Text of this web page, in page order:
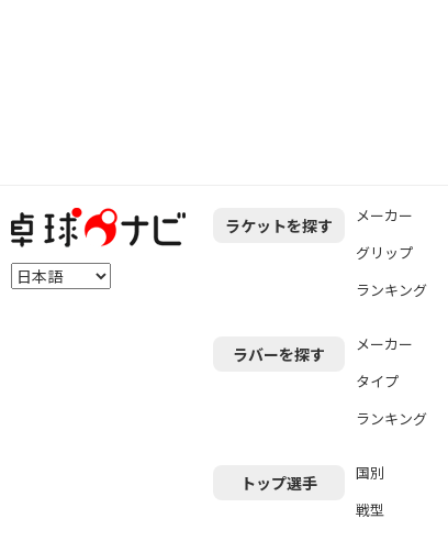
ラケットを探す メーカー
グリップ
ランキング
ラバーを探す メーカー
タイプ
ランキング
トップ選手 国別
戦型